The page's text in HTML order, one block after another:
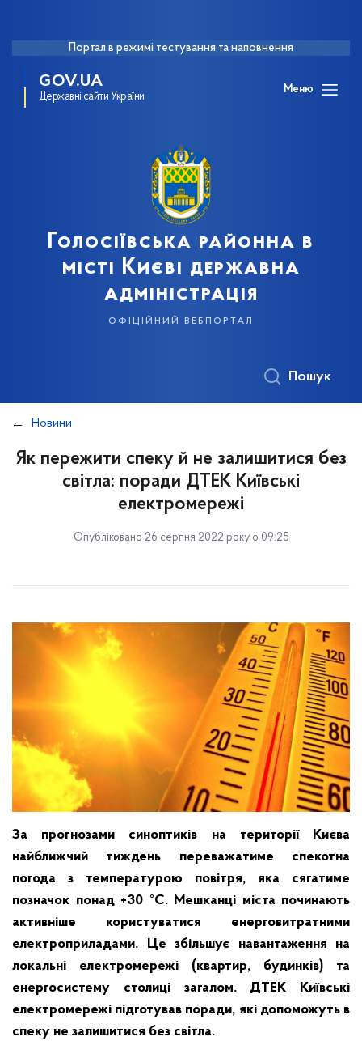
Портал в режимі тестування та наповнення
GOV.UA
Державні сайти України
Меню
Голосіївська районна в
місті Києві державна
адміністрація
офіційний вебпортал
Пошук
Новини
Як пережити спеку й не залишитися без
світла: поради ДТЕК Київські
електромережі
Опубліковано 26 серпня 2022 року о 09:25
За прогнозами синоптиків на території Києва
найближчий тиждень переважатиме спекотна
погода з температурою повітря, яка сягатиме
позначок понад +30 °C. Мешканці міста починають
активніше користуватися енерговитратними
електроприладами. Це збільшує навантаження на
локальні електромережі (квартир, будинків) та
енергосистему столиці загалом. ДТЕК Київські
електромережі підготував поради, які допоможуть в
спеку не залишитися без світла.